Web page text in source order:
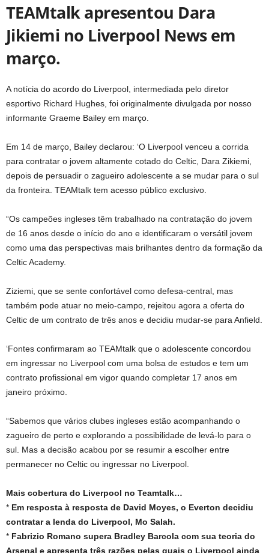
TEAMtalk apresentou Dara
Jikiemi no Liverpool News em
março.
A notícia do acordo do Liverpool, intermediada pelo diretor
esportivo Richard Hughes, foi originalmente divulgada por nosso
informante Graeme Bailey em março.
Em 14 de março, Bailey declarou: ‘O Liverpool venceu a corrida
para contratar o jovem altamente cotado do Celtic, Dara Zikiemi,
depois de persuadir o zagueiro adolescente a se mudar para o sul
da fronteira. TEAMtalk tem acesso público exclusivo.
“Os campeões ingleses têm trabalhado na contratação do jovem
de 16 anos desde o início do ano e identificaram o versátil jovem
como uma das perspectivas mais brilhantes dentro da formação da
Celtic Academy.
Ziziemi, que se sente confortável como defesa-central, mas
também pode atuar no meio-campo, rejeitou agora a oferta do
Celtic de um contrato de três anos e decidiu mudar-se para Anfield.
‘Fontes confirmaram ao TEAMtalk que o adolescente concordou
em ingressar no Liverpool com uma bolsa de estudos e tem um
contrato profissional em vigor quando completar 17 anos em
janeiro próximo.
“Sabemos que vários clubes ingleses estão acompanhando o
zagueiro de perto e explorando a possibilidade de levá-lo para o
sul. Mas a decisão acabou por se resumir a escolher entre
permanecer no Celtic ou ingressar no Liverpool.
Mais cobertura do Liverpool no Teamtalk…
* Em resposta à resposta de David Moyes, o Everton decidiu
contratar a lenda do Liverpool, Mo Salah.
* Fabrizio Romano supera Bradley Barcola com sua teoria do
Arsenal e apresenta três razões pelas quais o Liverpool ainda